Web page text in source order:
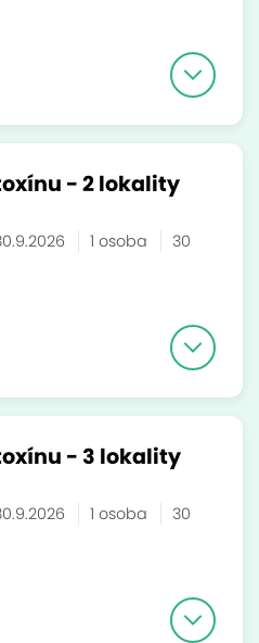
- 2 lokality
1 osoba
30
- 3 lokality
1 osoba
30